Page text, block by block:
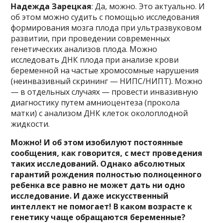
Надежда Зарецкая: Да, можно. Это актуально. И
об этом можно судить с помощью исследования
формирования мозга плода при ультразвуковом
развитии, при проведении современных
генетических анализов плода. Можно
исследовать ДНК плода при анализе крови
беременной на частые хромосомные нарушения
(неинвазивный скрининг — НИПС/НИПТ). Можно
— в отдельных случаях — провести инвазивную
диагностику путем амниоцентеза (прокола
матки) с анализом ДНК клеток околоплодной
жидкости.
Можно! И об этом изобилуют постоянные
сообщения, как говорится, с мест проведения
таких исследований. Однако абсолютных
гарантий рождения полностью полноценного
ребенка все равно не может дать ни одно
исследование. И даже искусственный
интеллект не помогает! В каком возрасте к
генетику чаще обращаются беременные?